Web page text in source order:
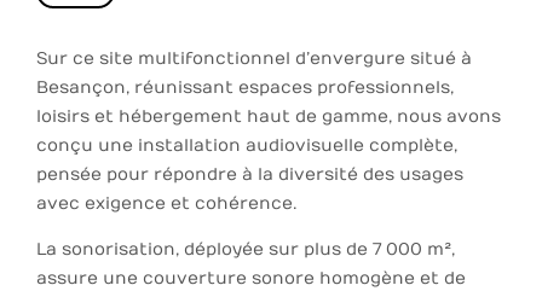
Sur ce site multifonctionnel d’envergure situé à
Besançon, réunissant espaces professionnels,
loisirs et hébergement haut de gamme, nous avons
conçu une installation audiovisuelle complète,
pensée pour répondre à la diversité des usages
avec exigence et cohérence.
La sonorisation, déployée sur plus de 7 000 m²,
assure une couverture sonore homogène et de